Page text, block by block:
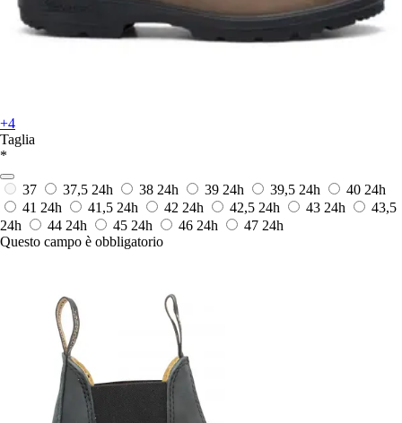
+4
Taglia
*
37 37,5 24h 38 24h 39 24h 39,5 24h 40 24h
41 24h 41,5 24h 42 24h 42,5 24h 43 24h
43,5
24h
44 24h 45 24h 46 24h 47 24h
Questo campo è obbligatorio